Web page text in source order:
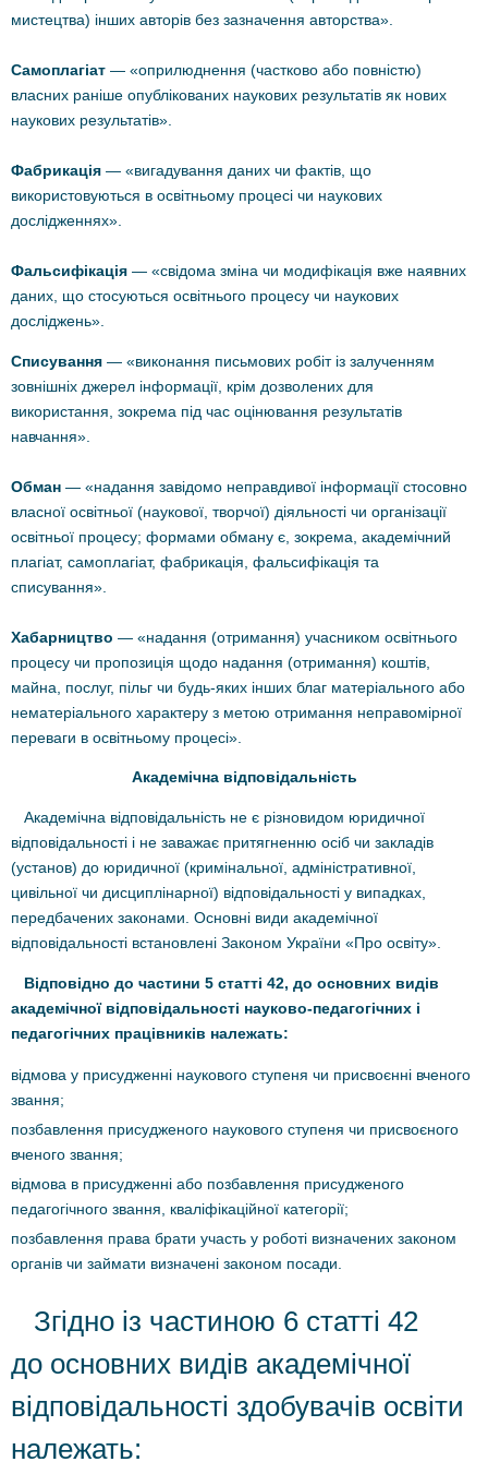
мистецтва) інших авторів без зазначення авторства».
Самоплагіат — «оприлюднення (частково або повністю)
власних раніше опублікованих наукових результатів як нових
наукових результатів».
Фабрикація — «вигадування даних чи фактів, що
використовуються в освітньому процесі чи наукових
дослідженнях».
Фальсифікація — «свідома зміна чи модифікація вже наявних
даних, що стосуються освітнього процесу чи наукових
досліджень».
Списування — «виконання письмових робіт із залученням
зовнішніх джерел інформації, крім дозволених для
використання, зокрема під час оцінювання результатів
навчання».
Обман — «надання завідомо неправдивої інформації стосовно
власної освітньої (наукової, творчої) діяльності чи організації
освітньої процесу; формами обману є, зокрема, академічний
плагіат, самоплагіат, фабрикація, фальсифікація та
списування».
Хабарництво — «надання (отримання) учасником освітнього
процесу чи пропозиція щодо надання (отримання) коштів,
майна, послуг, пільг чи будь-яких інших благ матеріального або
нематеріального характеру з метою отримання неправомірної
переваги в освітньому процесі».
Академічна відповідальність
Академічна відповідальність не є різновидом юридичної
відповідальності і не заважає притягненню осіб чи закладів
(установ) до юридичної (кримінальної, адміністративної,
цивільної чи дисциплінарної) відповідальності у випадках,
передбачених законами. Основні види академічної
відповідальності встановлені Законом України «Про освіту».
Відповідно до частини 5 статті 42, до основних видів
академічної відповідальності науково-педагогічних і
педагогічних працівників належать:
відмова у присудженні наукового ступеня чи присвоєнні вченого
звання;
позбавлення присудженого наукового ступеня чи присвоєного
вченого звання;
відмова в присудженні або позбавлення присудженого
педагогічного звання, кваліфікаційної категорії;
позбавлення права брати участь у роботі визначених законом
органів чи займати визначені законом посади.
Згідно із частиною 6 статті 42
до основних видів академічної
відповідальності здобувачів освіти
належать: